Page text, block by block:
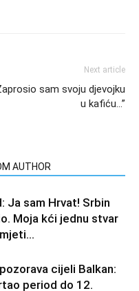
Next article
sam svoju djevojku
u kafiću…”
AUTHOR
Ja sam Hrvat! Srbin
Moja kći jednu stvar
cijeli Balkan:
period do 12.